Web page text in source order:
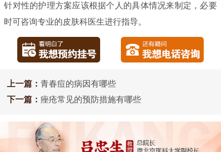
针对性的护理方案应该根据个人的具体情况来制定，必要
时可咨询专业的皮肤科医生进行指导。
上一篇： 青春痘的病因有哪些
下一篇： 痤疮常见的预防措施有哪些